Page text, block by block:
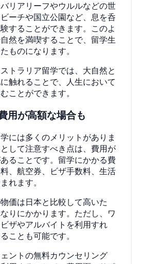
リアリーフやウルルなどの世
ーチや国立公園など、息を呑
することができます。このよ
然を満喫することで、留学生
ものになります。
トラリア留学では、大自然と
触れることで、人生において
ことができます。
用が高額な場合も
には多くのメリットがありま
して注意すべき点は、費用が
ることです。留学にかかる費
、航空券、ビザ手数料、生活
れます。
価は日本と比較して高いた
りにかかります。ただし、ワ
ザやアルバイトを利用すれ
ことも可能です。
ントの無料カウンセリング